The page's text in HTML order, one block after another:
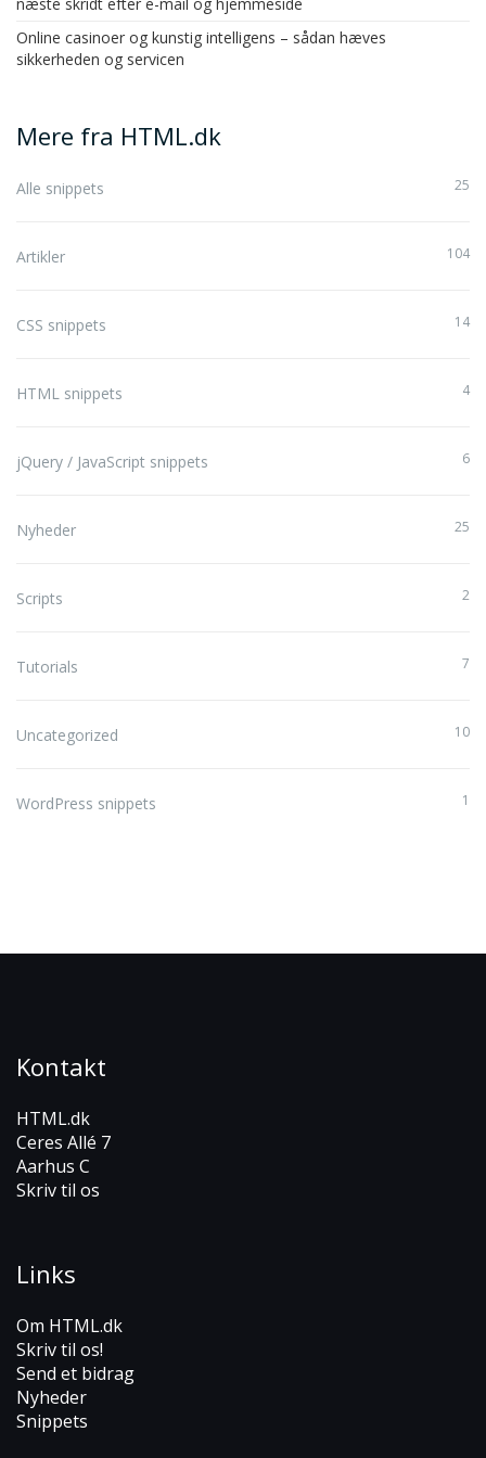
Online casinoer og kunstig intelligens – sådan hæves
sikkerheden og servicen
Mere fra HTML.dk
Alle snippets 25
Artikler 104
CSS snippets 14
HTML snippets 4
jQuery / JavaScript snippets 6
Nyheder 25
Scripts 2
Tutorials 7
Uncategorized 10
WordPress snippets 1
Kontakt
HTML.dk
Ceres Allé 7
Aarhus C
Skriv til os
Links
Om HTML.dk
Skriv til os!
Send et bidrag
Nyheder
Snippets